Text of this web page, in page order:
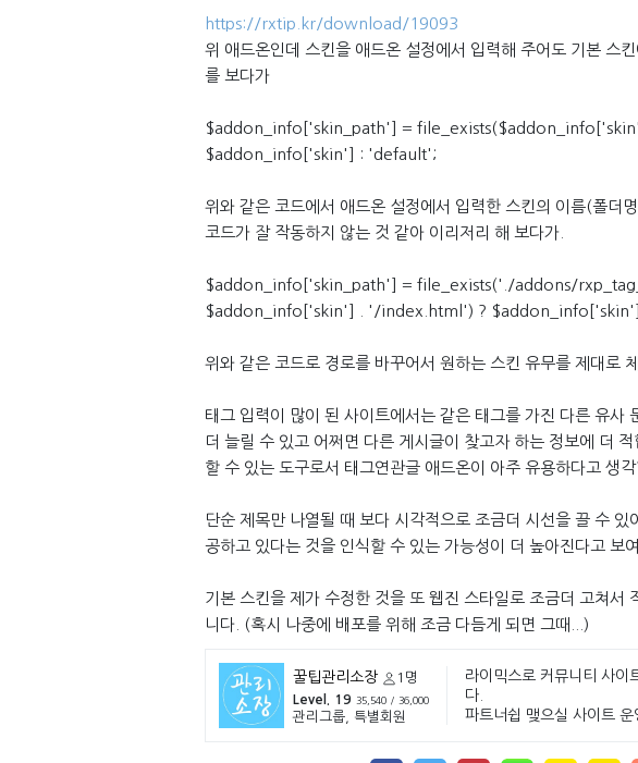
https://rxtip.kr/download/19093
위 애드온인데 스킨을 애드온 설정에서 입력해 주어도 기본 스
를 보다가
$addon_info['skin_path'] =
$addon_info['skin'] : 'default';
위와 같은 코드에서 애드온 설정에서 입력한 스킨의 이름(폴
코드가 잘 작동하지 않는 것 같아 이리저리 해 보다가.
$addon_info['skin_path'] = file_exists('./addons/
$addon_info['skin'] . '/index.html') ?
위와 같은 코드로 경로를 바꾸어서 원하는 스킨 유무를 제대로
태그 입력이 많이 된 사이트에서는 같은 태그를 가진 다른 유사
더 늘릴 수 있고 어쩌면 다른 게시글이 찾고자 하는 정보에 더
할 수 있는 도구로서 태그연관글 애드온이 아주 유용하다고 생각
단순 제목만 나열될 때 보다 시각적으로 조금더 시선을 끌 수 있
공하고 있다는 것을 인식할 수 있는 가능성이 더 높아진다고 보
기본 스킨을 제가 수정한 것을 또 웹진 스타일로 조금더 고쳐서
니다. (혹시 나중에 배포를 위해 조금 다듬게 되면 그때...)
꿀팁관리소장
1명
Level. 19
35,540 / 36,000
관리그룹, 특별회원
라이믹스로 커뮤니티 사이
다.
파트너쉽 맺으실 사이트 운